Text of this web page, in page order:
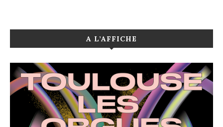
A L’AFFICHE